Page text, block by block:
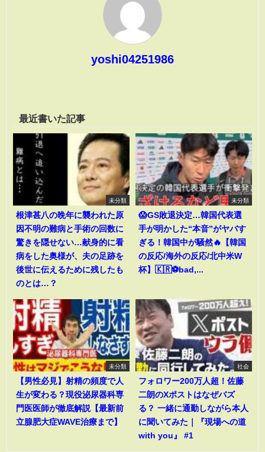
yoshi04251986
最近書いた記事
未分類
根津甚八の晩年に襲われた原
因不明の難病と手術の回数に
驚きを隠せない…献身的に看
病をした奥様が、夫の足跡を
後世に伝えるために残したも
のとは…？
未分類
😱GS敗退決定…韓国代表選
手が明かした“本音”がヤバす
ぎる！韓国中が騒然🔥【韓国
の反応/海外の反応/北中米W
杯】🇰🇷⚽bad,...
未分類
【男性必見】射精の頻度で人
生が変わる？現役泌尿器科専
門医医師が徹底解説【最新前
立腺肥大症WAVE治療まで】
社会
フォロワー200万人超！佐藤
二朗のXポストはなぜバズ
る？ 一緒に通勤しながら本人
に聞いてみた｜『現場への道
with you』 #1